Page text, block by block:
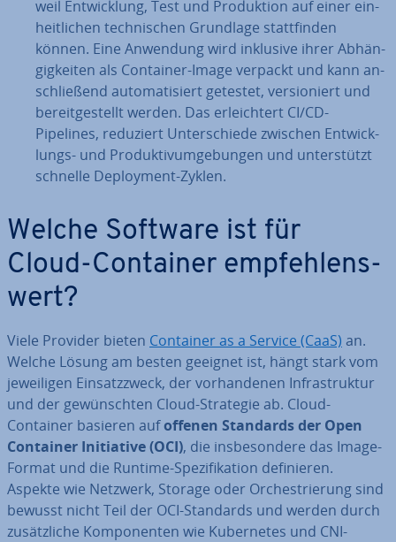
weil Ent­wick­lung, Test und Pro­duk­ti­on auf einer ein­
heit­li­chen tech­ni­schen Grundlage statt­fin­den
können. Eine Anwendung wird inklusive ihrer Ab­hän­
gig­kei­ten als Container-Image verpackt und kann an­
schlie­ßend au­to­ma­ti­siert getestet, ver­sio­niert und
be­reit­ge­stellt werden. Das er­leich­tert CI/CD-
Pipelines, reduziert Un­ter­schie­de zwischen Ent­wick­
lungs- und Pro­duk­tiv­um­ge­bun­gen und un­ter­stützt
schnelle De­ploy­ment-Zyklen.
Welche Software ist für
Cloud-Container emp­feh­lens­
wert?
Viele Provider bieten Container as a Service (CaaS) an.
Welche Lösung am besten geeignet ist, hängt stark vom
je­wei­li­gen Ein­satz­zweck, der vor­han­de­nen In­fra­struk­tur
und der ge­wünsch­ten Cloud-Strategie ab. Cloud-
Container basieren aufoffenen Standards der Open
Container In­itia­ti­ve (OCI), die ins­be­son­de­re das Image-
Format und die Runtime-Spe­zi­fi­ka­ti­on de­fi­nie­ren.
Aspekte wie Netzwerk, Storage oder Or­ches­trie­rung sind
bewusst nicht Teil der OCI-Standards und werden durch
zu­sätz­li­che Kom­po­nen­ten wie Ku­ber­netes und CNI-